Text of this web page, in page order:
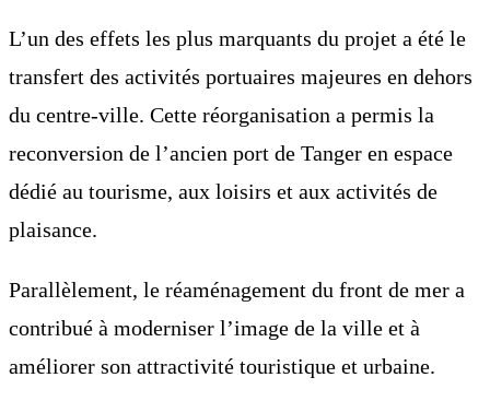
L’un des effets les plus marquants du projet a été le
transfert des activités portuaires majeures en dehors
du centre-ville. Cette réorganisation a permis la
reconversion de l’ancien port de Tanger en espace
dédié au tourisme, aux loisirs et aux activités de
plaisance.
Parallèlement, le réaménagement du front de mer a
contribué à moderniser l’image de la ville et à
améliorer son attractivité touristique et urbaine.